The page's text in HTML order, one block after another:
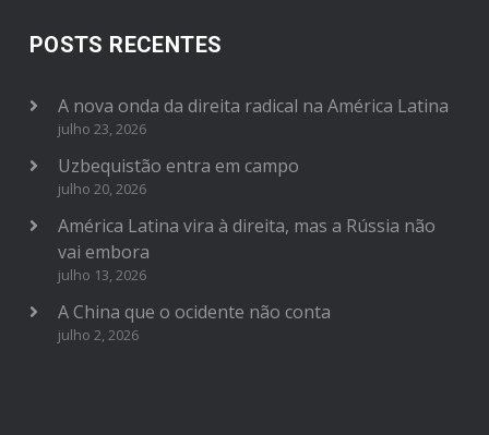
POSTS RECENTES
A nova onda da direita radical na América Latina
julho 23, 2026
Uzbequistão entra em campo
julho 20, 2026
América Latina vira à direita, mas a Rússia não
vai embora
julho 13, 2026
A China que o ocidente não conta
julho 2, 2026